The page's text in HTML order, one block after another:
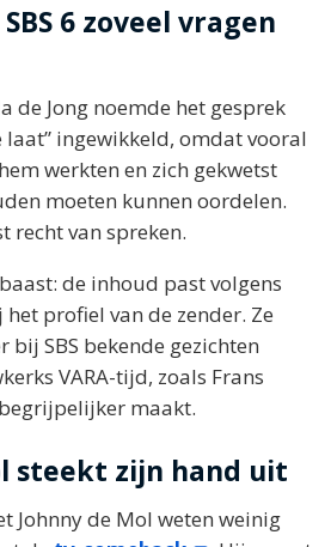
6 zoveel vragen
de Jong noemde het gesprek
laat” ingewikkeld, omdat vooral
werkten en zich gekwetst
moeten kunnen oordelen.
recht van spreken.
de inhoud past volgens
profiel van de zender. Ze
bij SBS bekende gezichten
VARA-tijd, zoals Frans
maakt.
steekt zijn hand uit
Johnny de Mol weten weinig